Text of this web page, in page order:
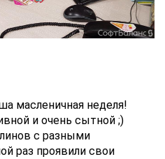
масленичная неделя!
и очень сытной ;)
с разными
раз проявили свои